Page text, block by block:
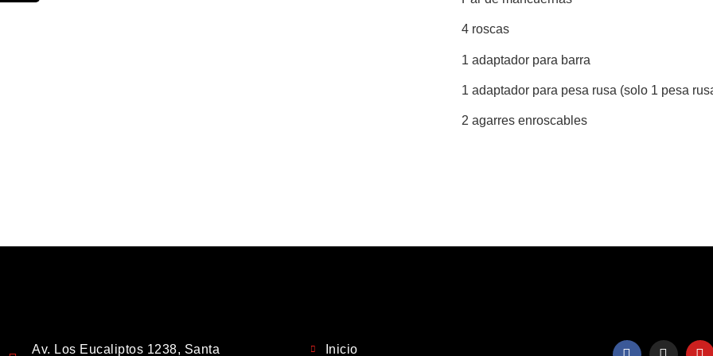
4 roscas
1 adaptador para barra
1 adaptador para pesa rusa (solo 1 pesa
2 agarres enroscables
Av. Los Eucaliptos 1238, Santa Inicio